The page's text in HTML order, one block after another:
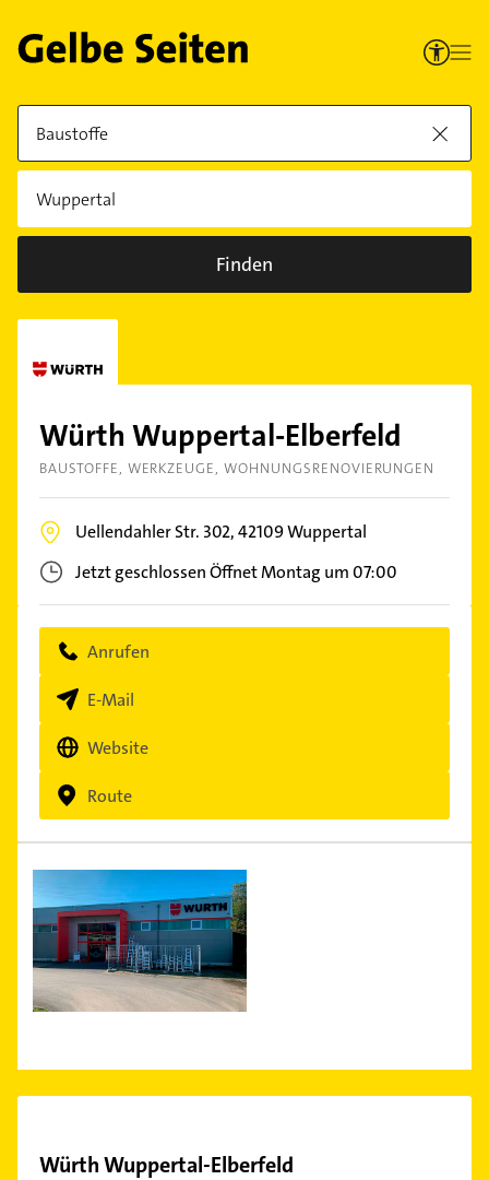
Finden
Würth Wuppertal-Elberfeld
BAUSTOFFE WERKZEUGE WOHNUNGSRENOVIERUNGEN
Uellendahler Str. 302,42109Wuppertal
Jetzt geschlossenÖffnet Montag um 07:00
Anrufen
E-Mail
Website
Route
Würth Wuppertal-Elberfeld